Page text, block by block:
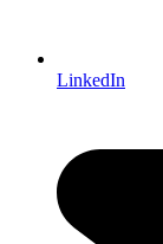
LinkedIn